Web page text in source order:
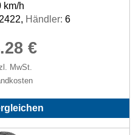
km/h
Händler: 6
€
MwSt.